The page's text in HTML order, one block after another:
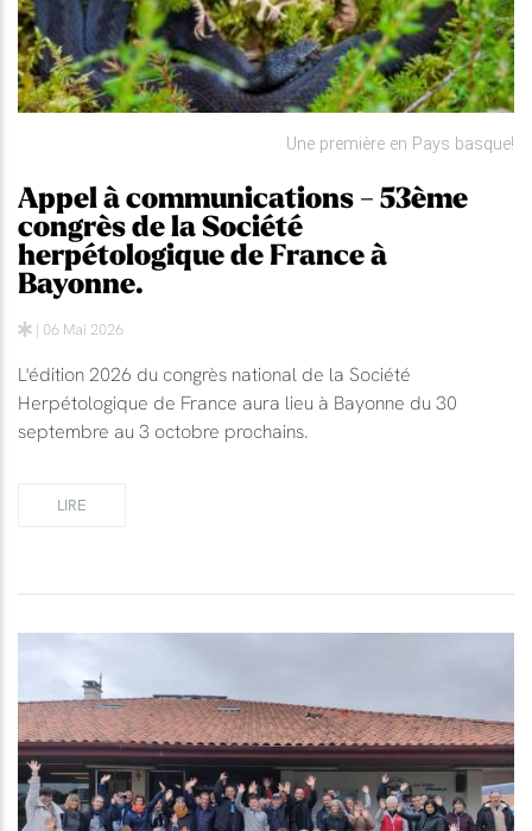
Une première en Pays basque!
Appel à communications - 53ème
congrès de la Société
herpétologique de France à
Bayonne.
| 06 Mai 2026
L'édition 2026 du congrès national de la Société
Herpétologique de France aura lieu à Bayonne du 30
septembre au 3 octobre prochains.
LIRE